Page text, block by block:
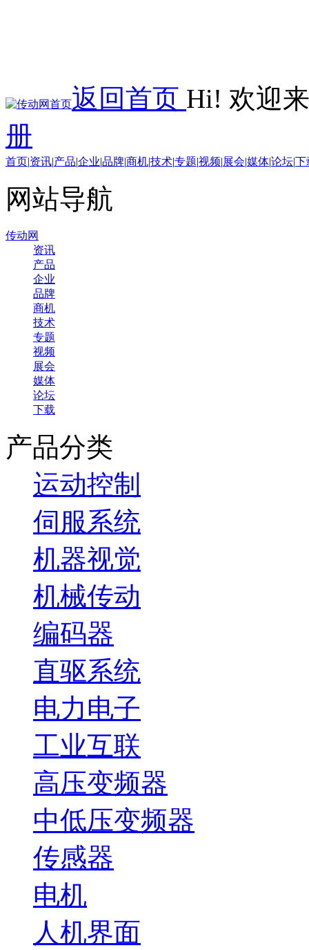
返回首页 Hi! 欢迎
册
首页|资讯|产品|企业|品牌|商机|技术|专题|视频|展会|媒体|论坛|下
网站导航
传动网
资讯
产品
企业
品牌
商机
技术
专题
视频
展会
媒体
论坛
下载
产品分类
运动控制
伺服系统
机器视觉
机械传动
编码器
直驱系统
电力电子
工业互联
高压变频器
中低压变频器
传感器
电机
人机界面